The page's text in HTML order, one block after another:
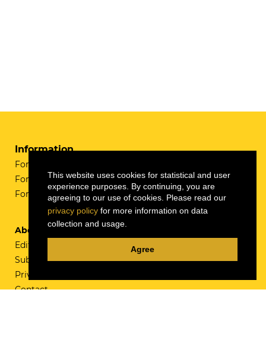
This website uses cookies for statistical and user
experience purposes. By continuing, you are
agreeing to our use of cookies. Please read our
privacy policy for more information on data
collection and usage.
Agree
Information
For Readers
For Authors
For Librarians
About
Editorial Team
Submissions
Privacy Policy
Contact